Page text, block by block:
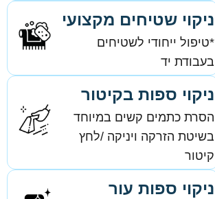
ניקוי שטיחים מקצועי
*טיפול ייחודי לשטיחים
בעבודת יד
ניקוי ספות בקיטור
הסרת כתמים קשים במיוחד
בשיטת הזרקה ויניקה /לחץ
קיטור
ניקוי ספות עור